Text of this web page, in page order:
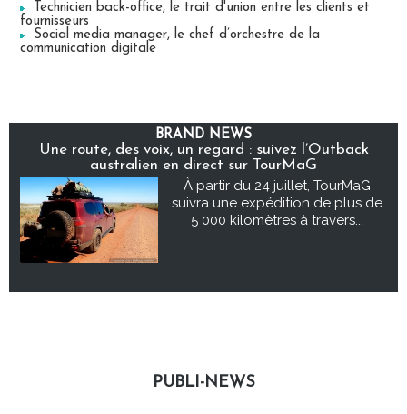
Technicien back-office, le trait d'union entre les clients et
fournisseurs
Social media manager, le chef d’orchestre de la
communication digitale
BRAND NEWS
Une route, des voix, un regard : suivez l’Outback
australien en direct sur TourMaG
À partir du 24 juillet, TourMaG
suivra une expédition de plus de
5 000 kilomètres à travers...
PUBLI-NEWS